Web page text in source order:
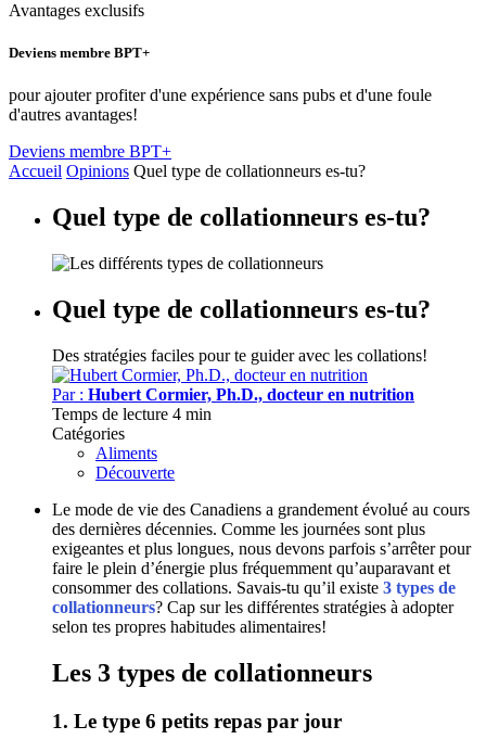
Avantages exclusifs
Deviens membre BPT+
pour ajouter profiter d'une expérience sans pubs et d'une foule
d'autres avantages!
Deviens membre BPT+
Accueil Opinions Quel type de collationneurs es-tu?
Quel type de collationneurs es-tu?
Quel type de collationneurs es-tu?
Des stratégies faciles pour te guider avec les collations!
Par : Hubert Cormier, Ph.D., docteur en nutrition
Temps de lecture 4 min
Catégories
Aliments
Découverte
Le mode de vie des Canadiens a grandement évolué au cours
des dernières décennies. Comme les journées sont plus
exigeantes et plus longues, nous devons parfois s’arrêter pour
faire le plein d’énergie plus fréquemment qu’auparavant et
consommer des collations. Savais-tu qu’il existe 3 types de
collationneurs? Cap sur les différentes stratégies à adopter
selon tes propres habitudes alimentaires!
Les 3 types de collationneurs
1. Le type 6 petits repas par jour